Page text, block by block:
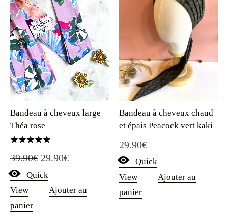
Bandeau à cheveux large
Théa rose
5.00
39.90€ Le
prix
initial
29.90€Le
actuel
Quick
View
Ajouter au
panier
Bandeau à cheveux chaud
et épais Peacock vert kaki
29.90€
Quick
View
Ajouter au
panier